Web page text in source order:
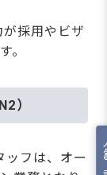
採用やビザ
。
）
ッフは、オー